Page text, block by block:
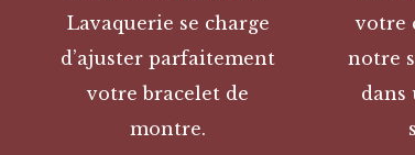
Lavaquerie se charge
d’ajuster parfaitement
votre bracelet de
montre.
votre
notre
dans